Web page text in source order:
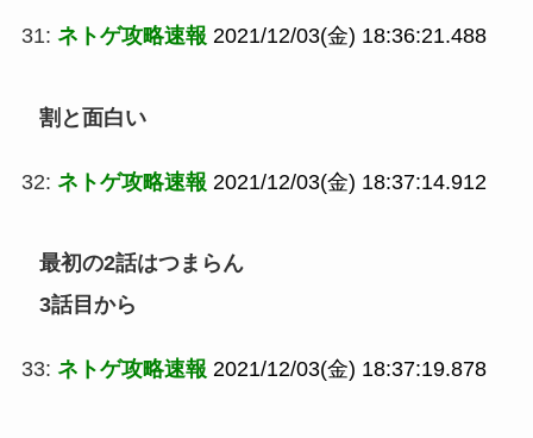
31: ネトゲ攻略速報 2021/12/03(金) 18:36:21.488
割と面白い
32: ネトゲ攻略速報 2021/12/03(金) 18:37:14.912
最初の2話はつまらん
3話目から
33: ネトゲ攻略速報 2021/12/03(金) 18:37:19.878